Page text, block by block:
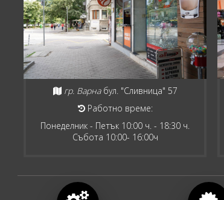
гр. Варна бул. "Сливница" 57
Работно време:
Понеделник - Петък 10:00 ч. - 18:30 ч.
Събота 10:00- 16:00ч